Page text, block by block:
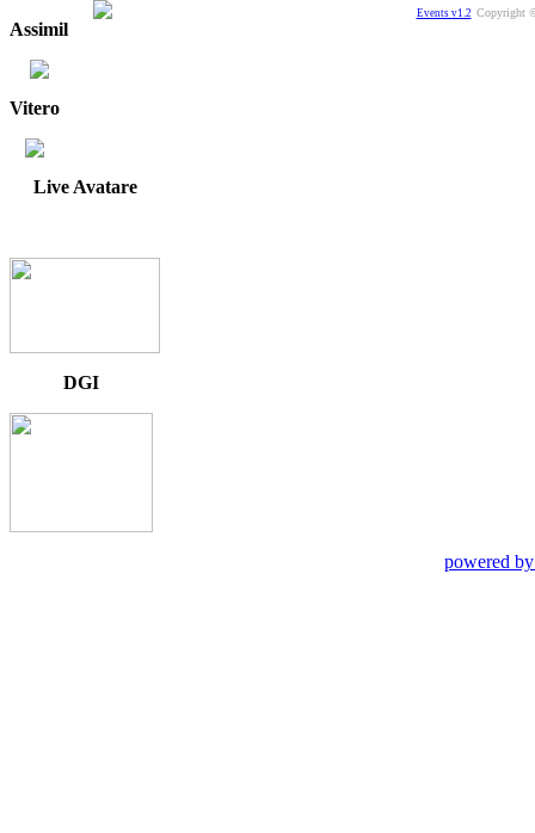
Assimil
Vitero
Live Avatare
DGI
Events v1.2 Copyright
powered